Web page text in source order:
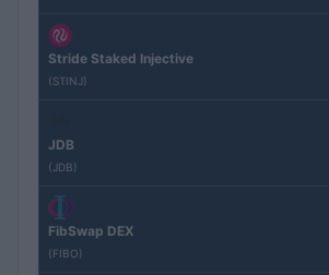
Stride Staked Injective
(STINJ)
JDB
(JDB)
FibSwap DEX
(FIBO)